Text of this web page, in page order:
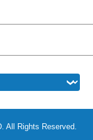
Rights Reserved.